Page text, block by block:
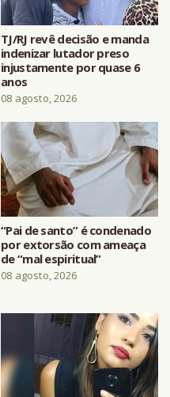
TJ/RJ revê decisão e manda
indenizar lutador preso
injustamente por quase 6
anos
08 agosto, 2026
“Pai de santo” é condenado
por extorsão com ameaça
de “mal espiritual”
08 agosto, 2026